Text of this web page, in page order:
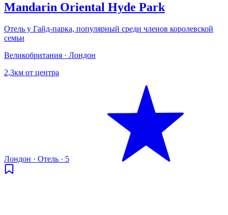
Mandarin Oriental Hyde Park
Отель у Гайд-парка, популярный среди членов королевской
семьи
Великобритания · Лондон
2,3км от центра
Лондон · Отель · 5